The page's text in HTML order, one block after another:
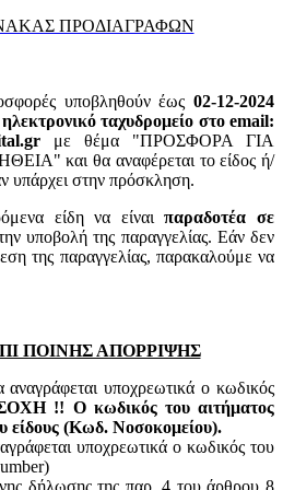
ΠΡΟΔΙΑΓΡΑΦΩΝ
υποβληθούν έως 02-12-2024
ταχυδρομείο στο email:
με θέμα "ΠΡΟΣΦΟΡΑ ΓΙΑ
και θα αναφέρεται το είδος ή/
υπάρχει στην πρόσκληση.
είδη να είναιπαραδοτέα σε
υποβολή της παραγγελίας. Εάν δεν
της παραγγελίας, παρακαλούμε να
ΠΟΙΝΗΣ ΑΠΟΡΡΙΨΗΣ
υποχρεωτικά ο κωδικός
!! Ο κωδικός του αιτήματος
είδους (Κωδ. Νοσοκομείου).
υποχρεωτικά ο κωδικός του